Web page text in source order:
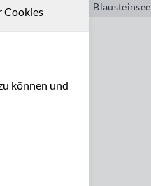
Eschweiler
Blausteinsee
Cookies
können und